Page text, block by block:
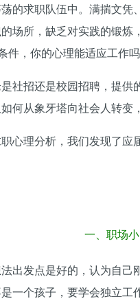
的求职队伍中。满揣文
场所，缺乏对实践的锻炼
件，你的心理能适应工作
社招还是校园招聘，提
何从象牙塔向社会人转变
心理分析，我们发现了
一、职场
出发点是好的，认为自
一个孩子，要学会独立工